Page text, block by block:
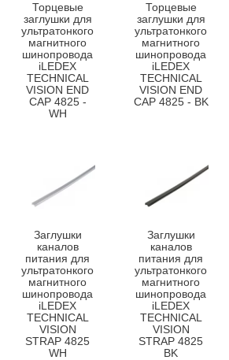
Торцевые
заглушки для
ультратонкого
магнитного
шинопровода
iLEDEX
TECHNICAL
VISION END
CAP 4825 -
WH
Торцевые
заглушки для
ультратонкого
магнитного
шинопровода
iLEDEX
TECHNICAL
VISION END
CAP 4825 - BK
Заглушки
каналов
питания для
ультратонкого
магнитного
шинопровода
iLEDEX
TECHNICAL
VISION
STRAP 4825
WH
Заглушки
каналов
питания для
ультратонкого
магнитного
шинопровода
iLEDEX
TECHNICAL
VISION
STRAP 4825
BK